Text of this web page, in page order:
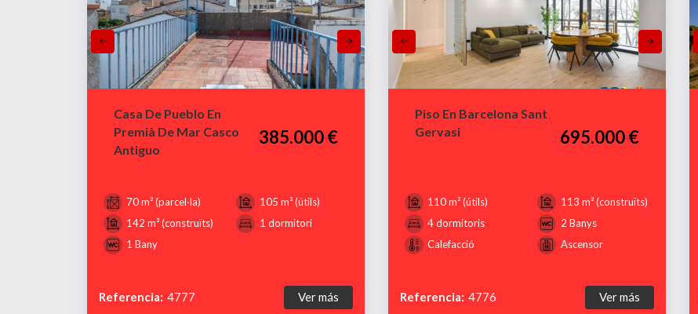
Casa De Pueblo En
Premià De Mar Casco
Antiguo
385.000 €
70 m² (parcel·la)
105 m² (útils)
142 m² (construïts)
1 dormitori
1 Bany
Referencia: 4777 Ver más
Piso En Barcelona Sant
Gervasi
695.000 €
110 m² (útils)
113 m² (construïts)
4 dormitoris
2 Banys
Calefacció
Ascensor
Referencia: 4776 Ver más